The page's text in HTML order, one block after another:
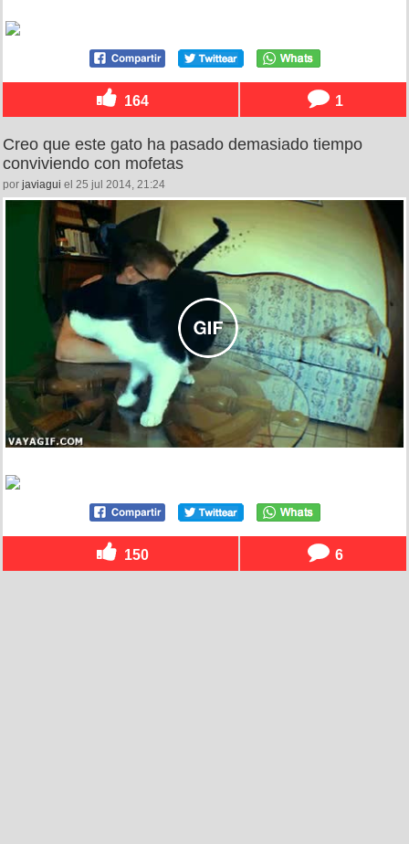
164 1
Creo que este gato ha pasado demasiado tiempo
conviviendo con mofetas
por javiagui el 25 jul 2014, 21:24
150 6